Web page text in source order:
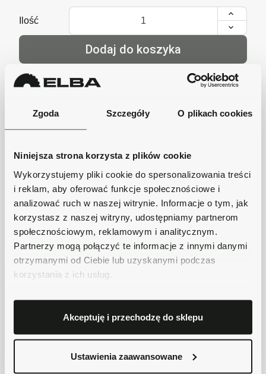
Zgoda Szczegóły O plikach cookies
Niniejsza strona korzysta z plików cookie
Wykorzystujemy pliki cookie do spersonalizowania treści
i reklam, aby oferować funkcje społecznościowe i
analizować ruch w naszej witrynie. Informacje o tym, jak
korzystasz z naszej witryny, udostępniamy partnerom
społecznościowym, reklamowym i analitycznym.
Partnerzy mogą połączyć te informacje z innymi danymi
otrzymanymi od Ciebie lub uzyskanymi podczas
korzystania z ich usług.
Akceptuję i przechodzę do sklepu
Ustawienia zaawansowane
Ilość
Dodaj do koszyka
lub zadzwoń i zamów +48 62 733 86 11
Szybka wysyłka
Zamówienia wysyłamy w ciągu 1-2 dni, koszt
dostawy już od 18zł.
Bezpieczne płatności
Płatności obsługuje Przelewy24 - największy
operator płatności online w Polsce.
Masz pytania dotyczące produktu?
Zadzwoń do nas 62 733 86 11 lub napisz e-
mail. Chętnie pomożemy!
Szczegóły produktu